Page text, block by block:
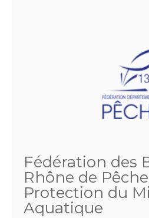
Fédération des
Rhône de
Protection du
Aquatique